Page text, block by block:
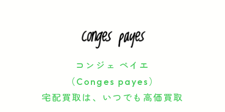
運営会社
ログイン お問い合わせ
コンジェ ペイエ
（Conges payes）
宅配買取は、いつでも高価買取